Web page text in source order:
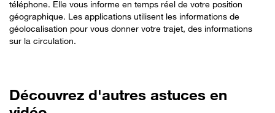
téléphone. Elle vous informe en temps réel de votre position
géographique. Les applications utilisent les informations de
géolocalisation pour vous donner votre trajet, des informations
sur la circulation.
Découvrez d'autres astuces en